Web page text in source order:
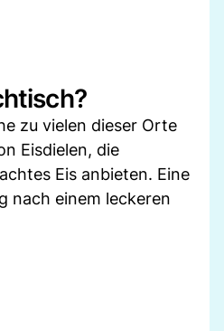
zu vielen dieser Orte
Eisdielen, die
Eis anbieten. Eine
nach einem leckeren